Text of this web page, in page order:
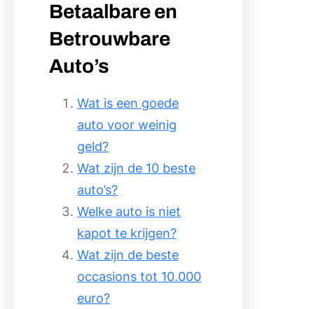
Betaalbare en
Betrouwbare
Auto’s
Wat is een goede
auto voor weinig
geld?
Wat zijn de 10 beste
auto’s?
Welke auto is niet
kapot te krijgen?
Wat zijn de beste
occasions tot 10.000
euro?